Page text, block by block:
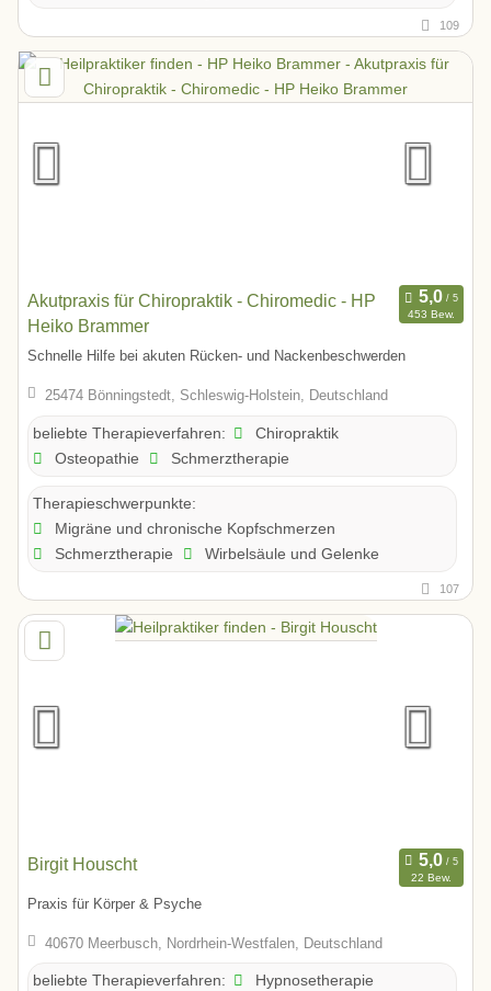
109
Akutpraxis für Chiropraktik - Chiromedic - HP
Heiko Brammer
453 Bew.
Schnelle Hilfe bei akuten Rücken- und Nackenbeschwerden
25474 Bönningstedt, Schleswig-Holstein, Deutschland
beliebte Therapieverfahren:
Chiropraktik
Osteopathie
Schmerztherapie
Therapieschwerpunkte:
Migräne und chronische Kopfschmerzen
Schmerztherapie
Wirbelsäule und Gelenke
107
Birgit Houscht
22 Bew.
Praxis für Körper & Psyche
40670 Meerbusch, Nordrhein-Westfalen, Deutschland
beliebte Therapieverfahren:
Hypnosetherapie